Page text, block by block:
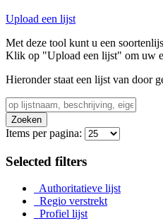
Upload een lijst
Met deze tool kunt u een
Klik op "Upload een lijst" om uw
Hieronder staat een lijst van door
Zoeken
Items per pagina:
Selected filters
Authoritatieve lijst
Regio verstrekt
Profiel lijst